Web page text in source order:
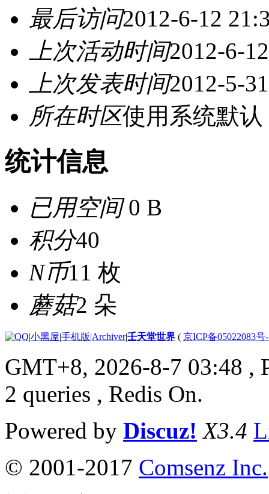
最后访问2012-6-12
上次活动时间2012-6-
上次发表时间2012-5-
所在时区使用系统默认
统计信息
已用空间0 B
积分40
N币11 枚
蘑菇2 朵
|小黑屋|手机版|Archiver|壬天堂世界 ( 京ICP备05022083号
GMT+8, 2026-8-7 03:48 ,
2 queries , Redis On.
Powered by Discuz! X3.4
© 2001-2017 Comsenz Inc.